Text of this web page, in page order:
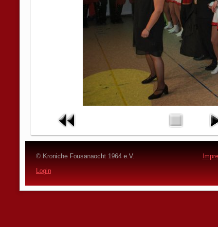
© Kroniche Fousanaocht 1964 e.V.
Login